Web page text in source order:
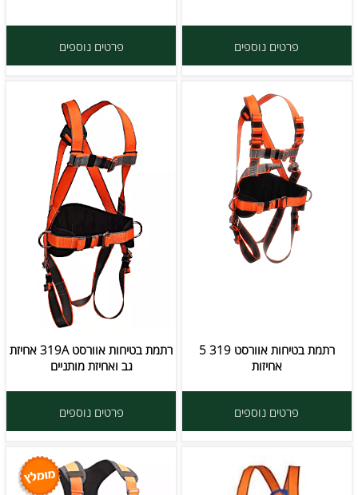
פרטים נוספים פרטים נוספים
רתמת בטיחות אוורסט 319 5
אחיזות
פרטים נוספים
רתמת בטיחות אוורסט 319A אחיזת
גב ואחיזת מותניים
פרטים נוספים